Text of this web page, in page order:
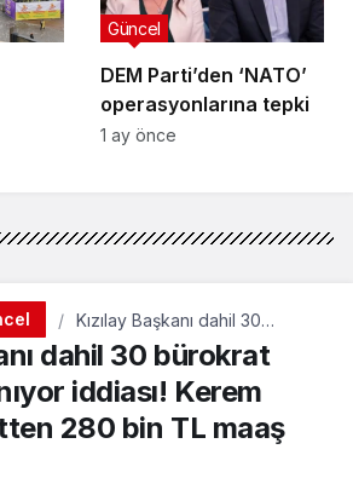
DEM Parti’den ‘NATO’
operasyonlarına tepki
Güncel
1 ay önce
Kızılay Başkanı dahil 30
bürokrat görevden alınıyor
iddiası! Kerem Kınık 11 şirketten
280 bin TL maaş alıyor
dahil 30 bürokrat
iddiası! Kerem
280 bin TL maaş